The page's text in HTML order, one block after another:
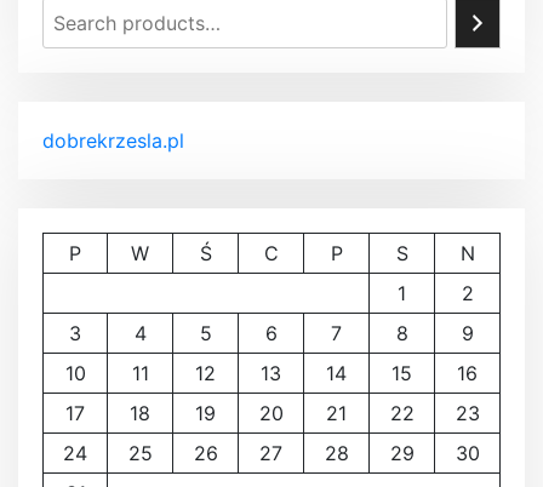
dobrekrzesla.pl
P W Ś C P S
N
1
2
3
4 5 6 7 8
9
10
11 12 13 14 15
16
17
18 19 20 21 22
23
24
25 26 27 28 29
30